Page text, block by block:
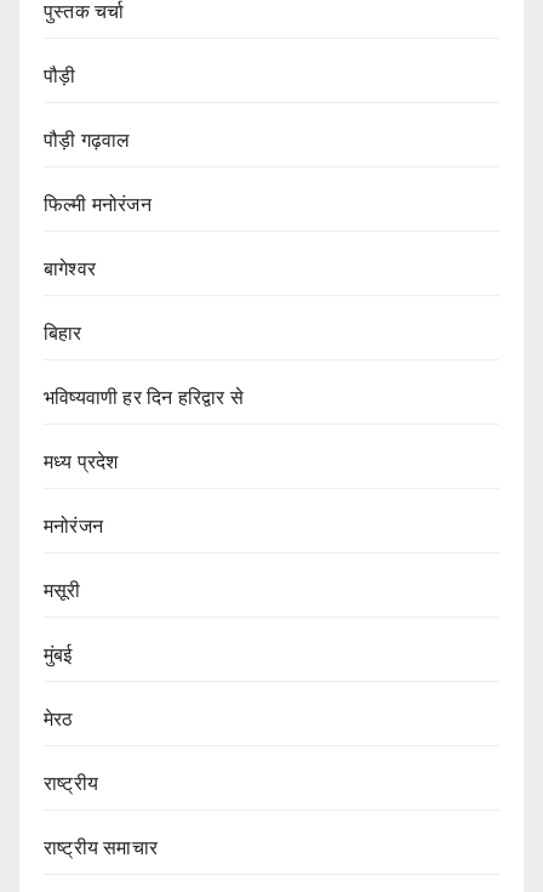
पुस्तक चर्चा
पौड़ी
पौड़ी गढ़वाल
फिल्मी मनोरंजन
बागेश्वर
बिहार
भविष्यवाणी हर दिन हरिद्वार से
मध्य प्रदेश
मनोरंजन
मसूरी
मुंबई
मेरठ
राष्ट्रीय
राष्ट्रीय समाचार